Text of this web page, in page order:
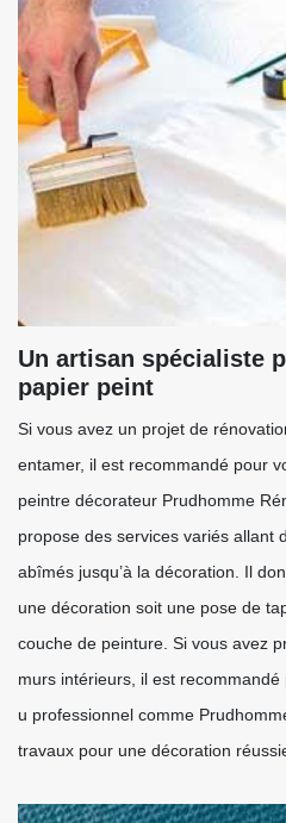
Un artisan spécialiste
papier peint
Si vous avez un projet de
entamer, il est recommandé pour
peintre décorateur Prudhomme
propose des services variés allant
abîmés jusqu’à la décoration. Il
une décoration soit une pose de
couche de peinture. Si vous avez
murs intérieurs, il est
u professionnel comme
travaux pour une décoration